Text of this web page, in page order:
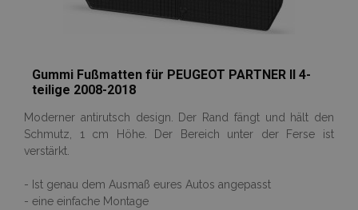
Gummi Fußmatten für PEUGEOT PARTNER II 4-
teilige 2008-2018
Moderner antirutsch design. Der Rand fängt und hält den
Schmutz, 1 cm Höhe. Der Bereich unter der Ferse ist
verstärkt.
- Ist genau dem Ausmaß eures Autos angepasst
- eine einfache Montage
mage-cache-sessid
Adobe Inc.
www.vtvauto.at